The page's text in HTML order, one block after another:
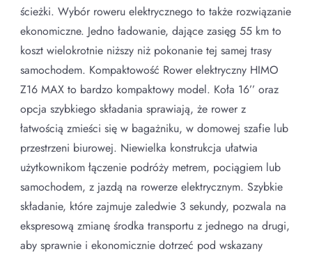
ścieżki. Wybór roweru elektrycznego to także rozwiązanie
ekonomiczne. Jedno ładowanie, dające zasięg 55 km to
koszt wielokrotnie niższy niż pokonanie tej samej trasy
samochodem. Kompaktowość Rower elektryczny HIMO
Z16 MAX to bardzo kompaktowy model. Koła 16’’ oraz
opcja szybkiego składania sprawiają, że rower z
łatwością zmieści się w bagażniku, w domowej szafie lub
przestrzeni biurowej. Niewielka konstrukcja ułatwia
użytkownikom łączenie podróży metrem, pociągiem lub
samochodem, z jazdą na rowerze elektrycznym. Szybkie
składanie, które zajmuje zaledwie 3 sekundy, pozwala na
ekspresową zmianę środka transportu z jednego na drugi,
aby sprawnie i ekonomicznie dotrzeć pod wskazany